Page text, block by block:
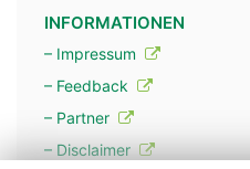
INFORMATIONEN
– Impressum
– Feedback
– Partner
– Disclaimer